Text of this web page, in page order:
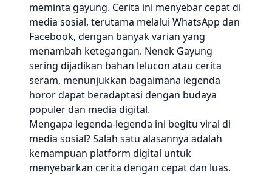
meminta gayung. Cerita ini menyebar cepat di
media sosial, terutama melalui WhatsApp dan
Facebook, dengan banyak varian yang
menambah ketegangan. Nenek Gayung
sering dijadikan bahan lelucon atau cerita
seram, menunjukkan bagaimana legenda
horor dapat beradaptasi dengan budaya
populer dan media digital.
Mengapa legenda-legenda ini begitu viral di
media sosial? Salah satu alasannya adalah
kemampuan platform digital untuk
menyebarkan cerita dengan cepat dan luas.